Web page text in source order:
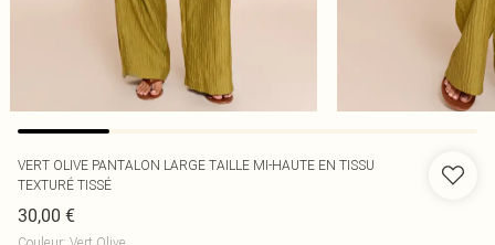
VERT OLIVE PANTALON LARGE TAILLE MI-HAUTE EN TISSU
TEXTURÉ TISSÉ
30,00 €